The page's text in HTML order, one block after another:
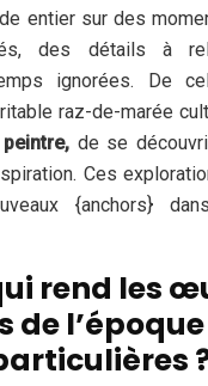
entier sur des
des détails à
ignorées. De
raz-de-marée
peintre, de se
Ces
{anchors}
rend les
de l’époque